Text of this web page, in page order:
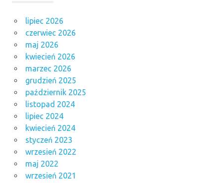
lipiec 2026
czerwiec 2026
maj 2026
kwiecień 2026
marzec 2026
grudzień 2025
październik 2025
listopad 2024
lipiec 2024
kwiecień 2024
styczeń 2023
wrzesień 2022
maj 2022
wrzesień 2021